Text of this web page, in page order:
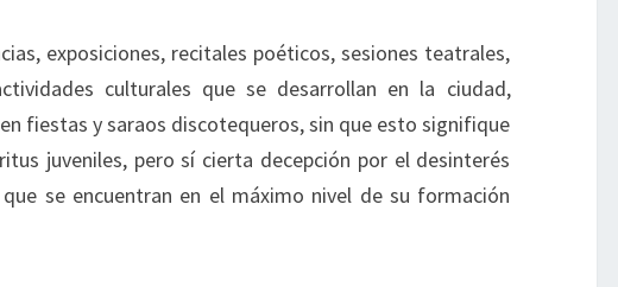
exposiciones, recitales poéticos, sesiones teatrales,
culturales que se desarrollan en la ciudad,
fiestas y saraos discotequeros, sin que esto signifique
juveniles, pero sí cierta decepción por el desinterés
se encuentran en el máximo nivel de su formación